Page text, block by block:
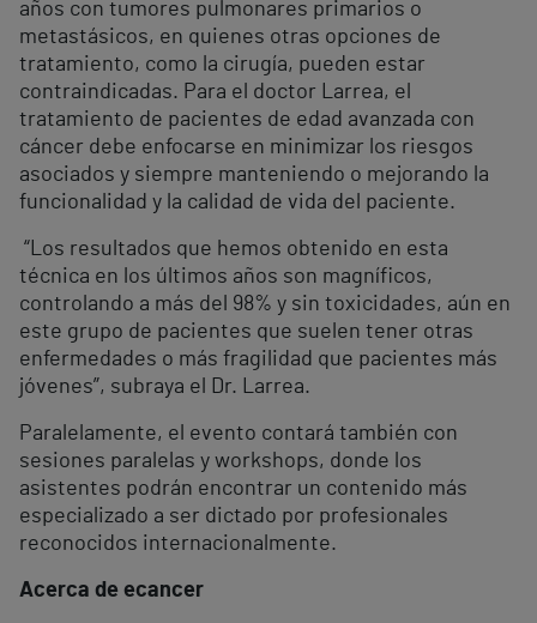
años con tumores pulmonares primarios o
metastásicos, en quienes otras opciones de
tratamiento, como la cirugía, pueden estar
contraindicadas. Para el doctor Larrea, el
tratamiento de pacientes de edad avanzada con
cáncer debe enfocarse en minimizar los riesgos
asociados y siempre manteniendo o mejorando la
funcionalidad y la calidad de vida del paciente.
“Los resultados que hemos obtenido en esta
técnica en los últimos años son magníficos,
controlando a más del 98% y sin toxicidades, aún en
este grupo de pacientes que suelen tener otras
enfermedades o más fragilidad que pacientes más
jóvenes”, subraya el Dr. Larrea.
Paralelamente, el evento contará también con
sesiones paralelas y workshops, donde los
asistentes podrán encontrar un contenido más
especializado a ser dictado por profesionales
reconocidos internacionalmente.
Acerca de ecancer